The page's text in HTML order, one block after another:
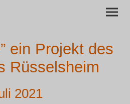
ein Projekt des
Rüsselsheim
2021